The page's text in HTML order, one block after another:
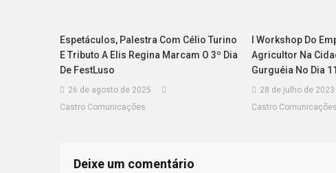
Espetáculos, Palestra Com Célio Turino
E Tributo A Elis Regina Marcam O 3º Dia
De FestLuso
26 de agosto de 2025
Castro Comunicações
I Workshop Do
Agricultor Na
Gurguéia No Dia
28 de julho de 2023
Castro Comunicações
Deixe um comentário